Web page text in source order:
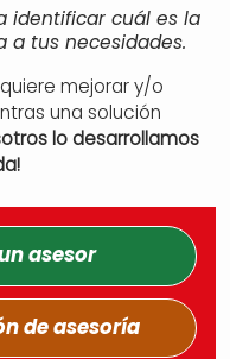
identificar cuál es la
a tus necesidades.
mejorar y/o
una solución
lo desarrollamos
asesor
de asesoría